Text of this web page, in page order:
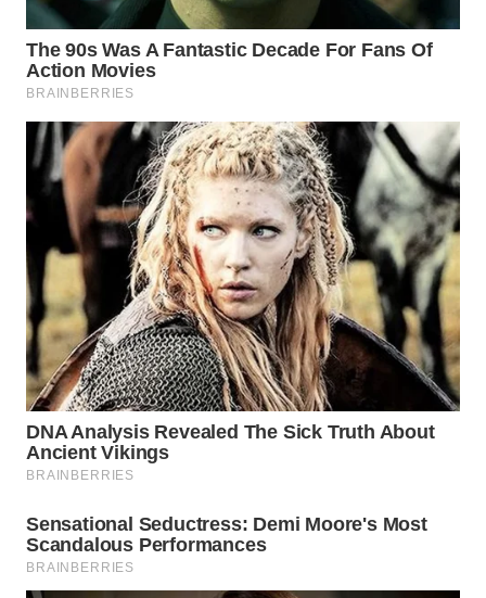
WN
BINJAI
WN
CIREBON
WN
INDRAMAYU
WN
KUNINGAN
WN
MAJALENGKA
WN
SUBANG
WN
SUKABUMI